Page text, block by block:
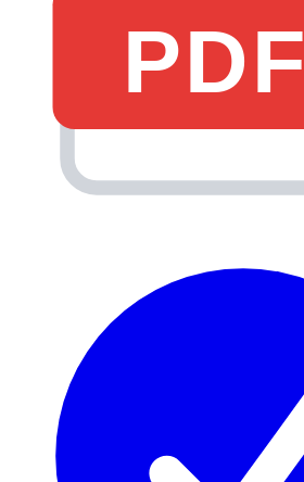
PDF